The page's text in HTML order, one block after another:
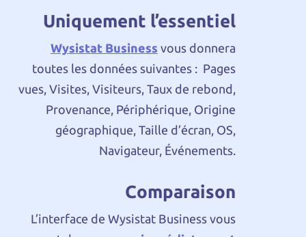
Uniquement l’essentiel
Wysistat Business vous donnera
toutes les données suivantes : Pages
vues, Visites, Visiteurs, Taux de rebond,
Provenance, Périphérique, Origine
géographique, Taille d’écran, OS,
Navigateur, Événements.
Comparaison
L’interface de Wysistat Business vous